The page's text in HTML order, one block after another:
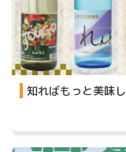
知ればもっと美味